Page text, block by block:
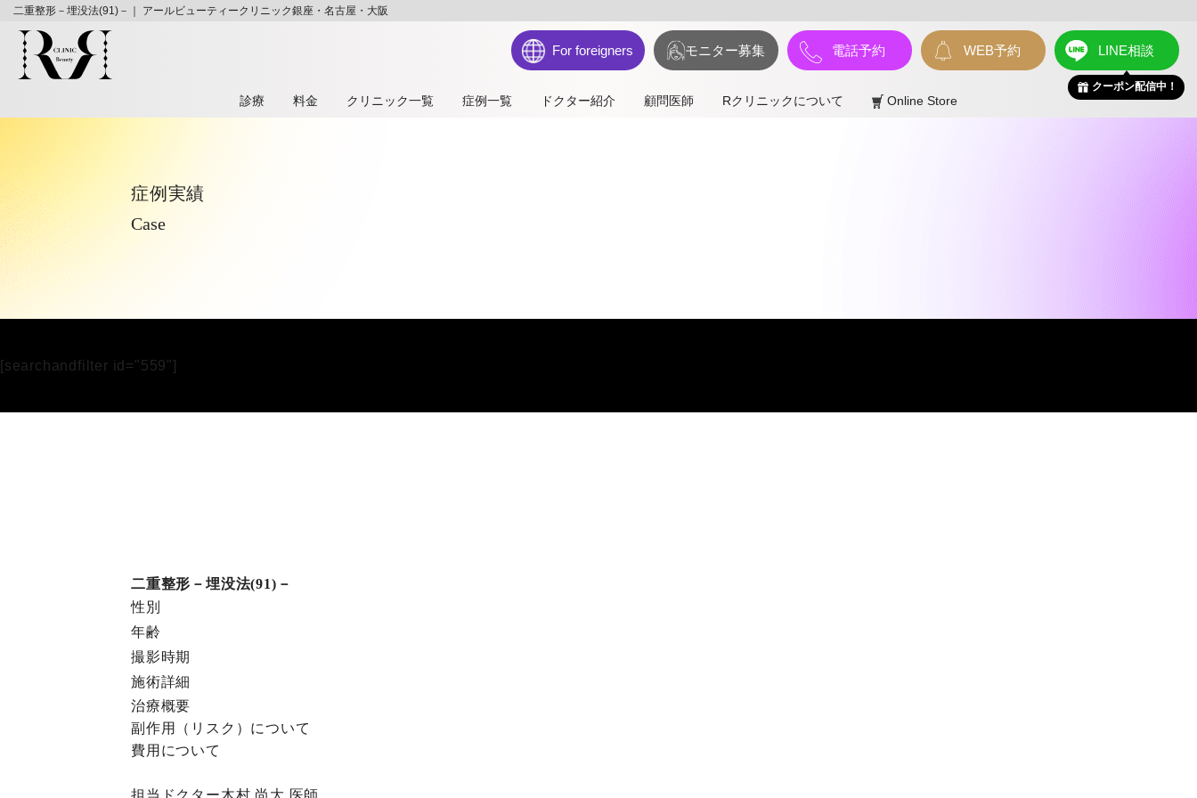
二重整形－埋没法(91)－｜ アールビューティークリニック銀座・名古屋・大阪
For foreigners モニター募集 電話予約 WEB予約 LINE相談
クーポン配信中！
診療 料⾦ クリニック一覧 症例一覧 ドクター紹介 顧問医師 Rクリニックについて Online Store
症例実績
Case
[searchandfilter id="559"]
二重整形－埋没法(91)－
性別
年齢
撮影時期
施術詳細
治療概要
副作⽤（リスク）について
費⽤について
担当ドクター木村 尚大 医師